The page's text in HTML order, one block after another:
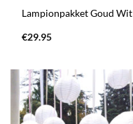
Lampionpakket Goud Wit
€29.95